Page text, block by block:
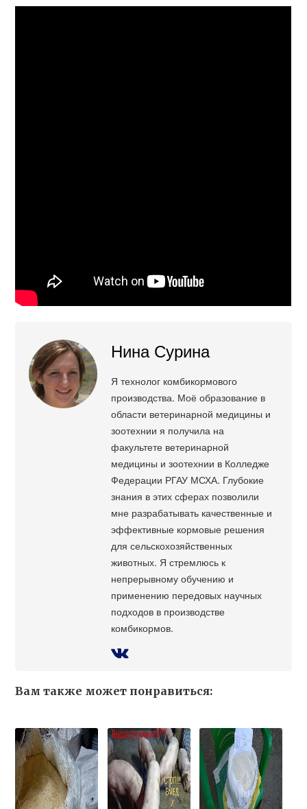
Нина Сурина
Я технолог комбикормового
производства. Моё образование в
области ветеринарной медицины и
зоотехнии я получила на
факультете ветеринарной
медицины и зоотехнии в Колледже
Федерации РГАУ МСХА. Глубокие
знания в этих сферах позволили
мне разрабатывать качественные и
эффективные кормовые решения
для сельскохозяйственных
животных. Я стремлюсь к
непрерывному обучению и
применению передовых научных
подходов в производстве
комбикормов.
Вам также может понравиться: